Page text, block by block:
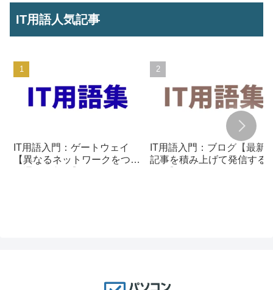
IT用語人気記事
IT用語入門：ゲートウェイ
【異なるネットワークをつな
IT用語入門：ブログ【最新
記事を積み上げて発信する